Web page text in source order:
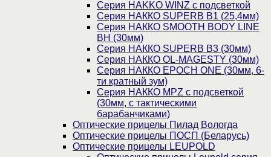
Серия НAKKO WINZ с подсветкой
Серия НАККО SUPERB B1 (25,4мм)
Серия НАККО SMOOTH BODY LINE
BH (30мм)
Серия НАККО SUPERB B3 (30мм)
Серия НАККО OL-MAGESTY (30мм)
Серия НАККО EPOCH ONE (30мм, 6-
ти кратный зум)
Серия НАККО MPZ с подсветкой
(30мм, c тактическими
барабанчиками)
Оптические прицелы Пилад Вологда
Оптические прицелы ПОСП (Беларусь)
Оптические прицелы LEUPOLD